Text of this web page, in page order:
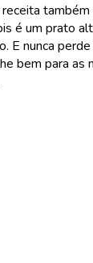
é um prato
E nunca
bem para as